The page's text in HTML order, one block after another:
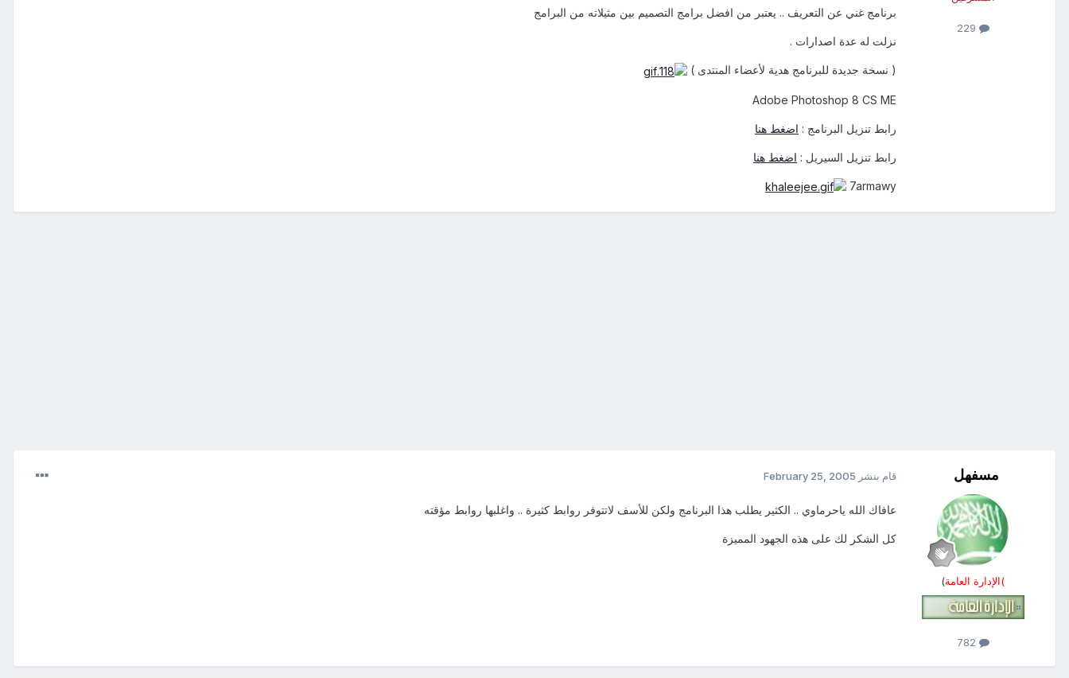
برنامج غني عن التعريف .. يعتبر من افضل برامج التصميم بين مثيلاته من البرامج
نزلت له عدة اصدارات .
( نسخة جديدة للبرنامج هدية لأعضاء المنتدى )
Adobe Photoshop 8 CS ME
رابط تنزيل البرنامج : اضغط هنا
رابط تنزيل السيريل : اضغط هنا
7armawy
مسفهل
)الإدارة العامة)
قام بنشر February 25, 2005
عافاك الله ياحرماوي .. الكثير يطلب هذا البرنامج ولكن للأسف لاتتوفر روابط كثيرة .. واغلبها روابط مؤقته
كل الشكر لك على هذه الجهود المميزة